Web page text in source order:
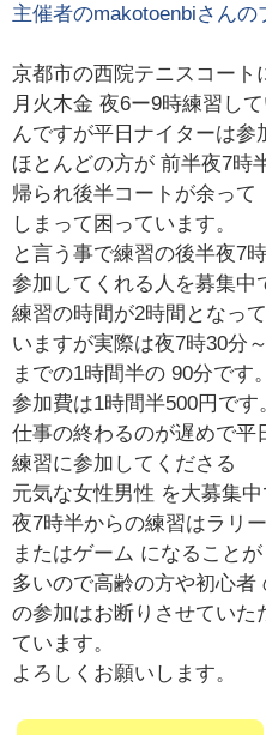
主催者のmakotoenbiさんの
京都市の西院テニスコート
月火木金 夜6ー9時練習し
んですが平日ナイターは参
ほとんどの方が 前半夜7時
帰られ後半コートが余って
しまって困っています。
と言う事で練習の後半夜7
参加してくれる人を募集中
練習の時間が2時間となって
いますが実際は夜7時30分
までの1時間半の 90分です。
参加費は1時間半500円です
仕事の終わるのが遅めで平
練習に参加してくださる
元気な女性男性 を大募集中
夜7時半からの練習はラリー
またはゲーム になることが
多いので高齢の方や初心者
の参加はお断りさせていた
ています。
よろしくお願いします。